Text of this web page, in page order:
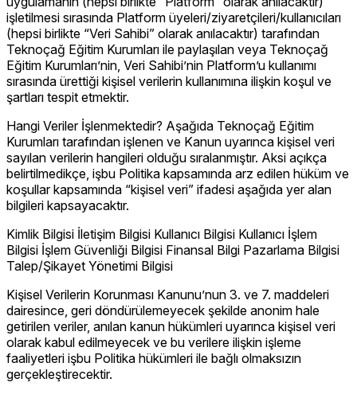
işletilmesi sırasında Platform üyeleri/ziyaretçileri/kullanıcıları
(hepsi birlikte “Veri Sahibi” olarak anılacaktır) tarafından
Teknoçağ Eğitim Kurumları ile paylaşılan veya Teknoçağ
Eğitim Kurumları’nin, Veri Sahibi’nin Platform’u kullanımı
sırasında ürettiği kişisel verilerin kullanımına ilişkin koşul ve
şartları tespit etmektir.
Hangi Veriler İşlenmektedir? Aşağıda Teknoçağ Eğitim
Kurumları tarafından işlenen ve Kanun uyarınca kişisel veri
sayılan verilerin hangileri olduğu sıralanmıştır. Aksi açıkça
belirtilmedikçe, işbu Politika kapsamında arz edilen hüküm ve
koşullar kapsamında “kişisel veri” ifadesi aşağıda yer alan
bilgileri kapsayacaktır.
Kimlik Bilgisi İletişim Bilgisi Kullanıcı Bilgisi Kullanıcı İşlem
Bilgisi İşlem Güvenliği Bilgisi Finansal Bilgi Pazarlama Bilgisi
Talep/Şikayet Yönetimi Bilgisi
Kişisel Verilerin Korunması Kanunu’nun 3. ve 7. maddeleri
dairesince, geri döndürülemeyecek şekilde anonim hale
getirilen veriler, anılan kanun hükümleri uyarınca kişisel veri
olarak kabul edilmeyecek ve bu verilere ilişkin işleme
faaliyetleri işbu Politika hükümleri ile bağlı olmaksızın
gerçekleştirecektir.